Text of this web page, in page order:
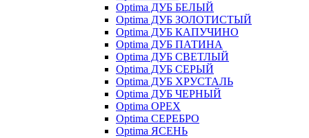
Optima ДУБ БЕЛЫЙ
Optima ДУБ ЗОЛОТИСТЫЙ
Optima ДУБ КАПУЧИНО
Optima ДУБ ПАТИНА
Optima ДУБ СВЕТЛЫЙ
Optima ДУБ СЕРЫЙ
Optima ДУБ ХРУСТАЛЬ
Optima ДУБ ЧЕРНЫЙ
Optima ОРЕХ
Optima СЕРЕБРО
Optima ЯСЕНЬ